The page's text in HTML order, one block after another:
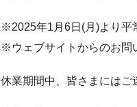
※2025年1月6日(月)より平
※ウェブサイトからのお問
休業期間中、皆さまにはご